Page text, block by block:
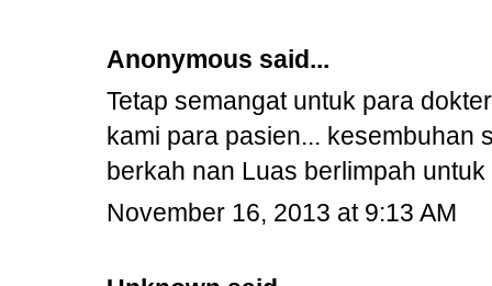
Anonymous said...
Tetap semangat untuk para
kami para pasien... kesembuhan
berkah nan Luas berlimpah
November 16, 2013 at 9:13 AM